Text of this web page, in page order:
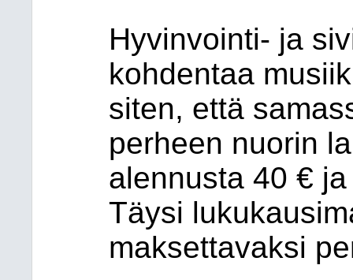
Hyvinvointi- ja
kohdentaa
siten, että
perheen nuorin
alennusta 40 €
Täysi
maksettavaksi